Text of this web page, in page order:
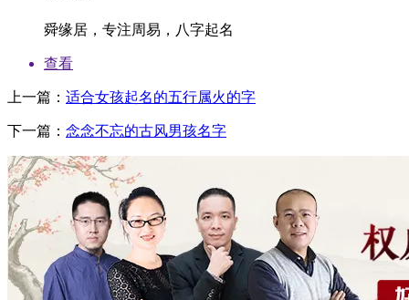
舜缘居，专注周易，八字起名
查看
上一篇： 适合女孩起名的五行属火的字
下一篇： 念念不忘的古风男孩名字